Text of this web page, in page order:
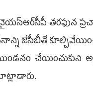
వైయ‌స్ఆర్‌సీపీ తరఫున
జేసీబీతో
చేయించుకుని